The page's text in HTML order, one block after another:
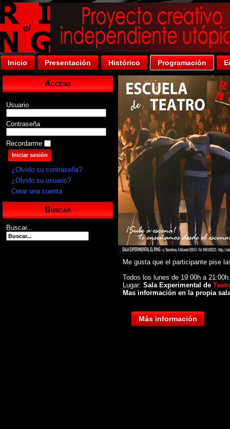
Inicio Presentación Histórico Programación
Acceso
Usuario
Contraseña
Recordarme
¿Olvido su contraseña?
¿Olvido su usuario?
Crear una cuenta
Buscar
Buscar...
Me gusta que el participante pise
Todos los lunes de 19:00h a 21:00h.
Lugar: Sala Experimental de
Mas información en la propia
Más información